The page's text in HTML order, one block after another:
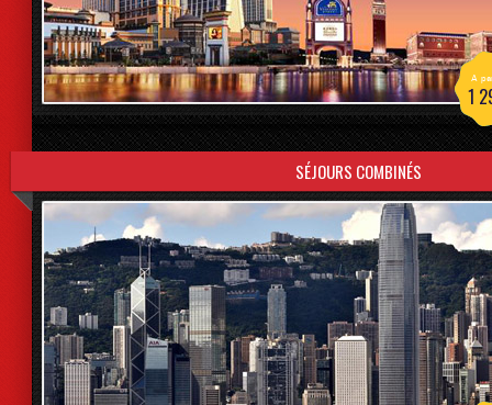
A
1
SÉJOURS COMBINÉS